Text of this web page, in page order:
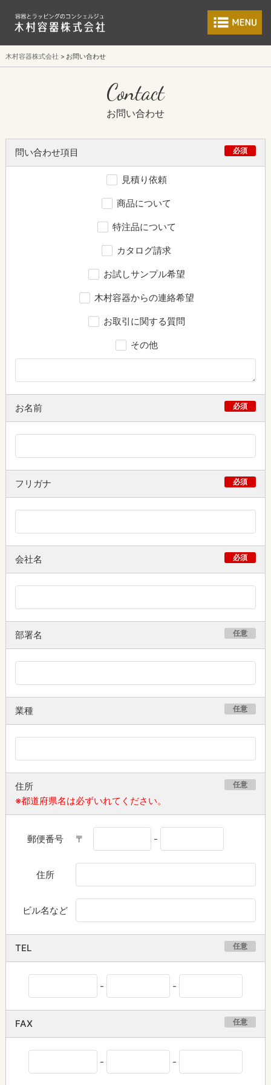
食品包装容器と
木村容器株式会社 お問い合わせ
Contact
お問い合わせ
問い合わせ項目 必須
見積り依頼
商品について
特注品について
カタログ請求
お試しサンプル希望
木村容器からの連絡希望
お取引に関する質問
その他
お名前 必須
フリガナ 必須
会社名 必須
部署名 任意
業種 任意
住所 任意
※都道府県名は必ずいれてください。
郵便番号 〒 -
住所
ビル名など
TEL 任意
- -
FAX 任意
- -